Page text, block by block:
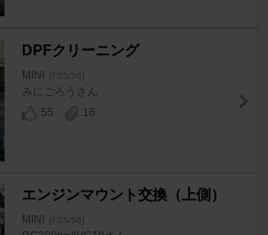
DPFクリーニング
MINI [F55/56]
みにごろうさん
55
16
エンジンマウント交換（上側）
MINI [F55/56]